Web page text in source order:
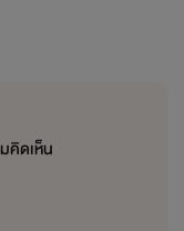
คิดเห็น